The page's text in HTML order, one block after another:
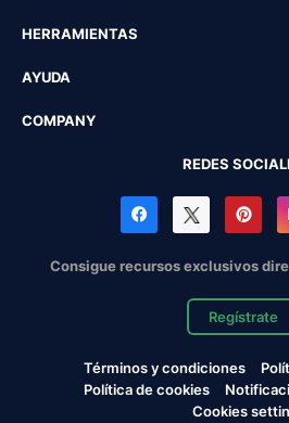
HERRAMIENTAS
AYUDA
COMPANY
REDES
Consigue recursos exclusivos
Regístrate
Términos y condiciones
Política de cookies
Cookies